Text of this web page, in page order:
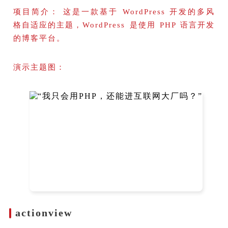
项目简介： 这是一款基于 WordPress 开发的多风
格自适应的主题，WordPress 是使用 PHP 语言开发
的博客平台。
演示主题图：
actionview